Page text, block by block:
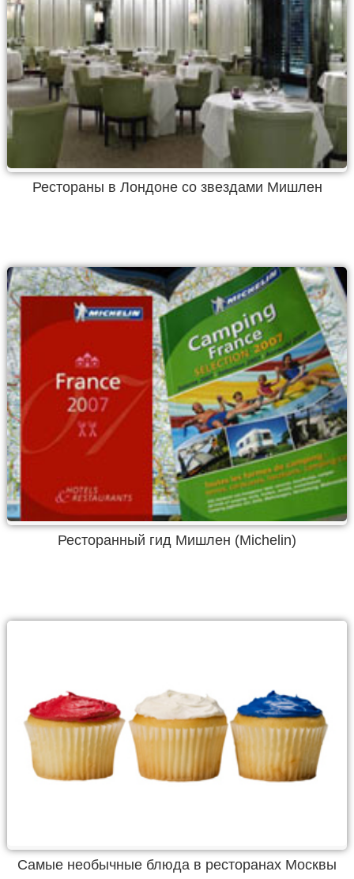
Рестораны в Лондоне со звездами Мишлен
Ресторанный гид Мишлен (Michelin)
Самые необычные блюда в ресторанах Москвы